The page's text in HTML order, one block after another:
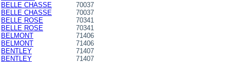
BELLE CHASSE
70037
BELLE CHASSE
70037
BELLE ROSE
70341
BELLE ROSE
70341
BELMONT
71406
BELMONT
71406
BENTLEY
71407
BENTLEY
71407